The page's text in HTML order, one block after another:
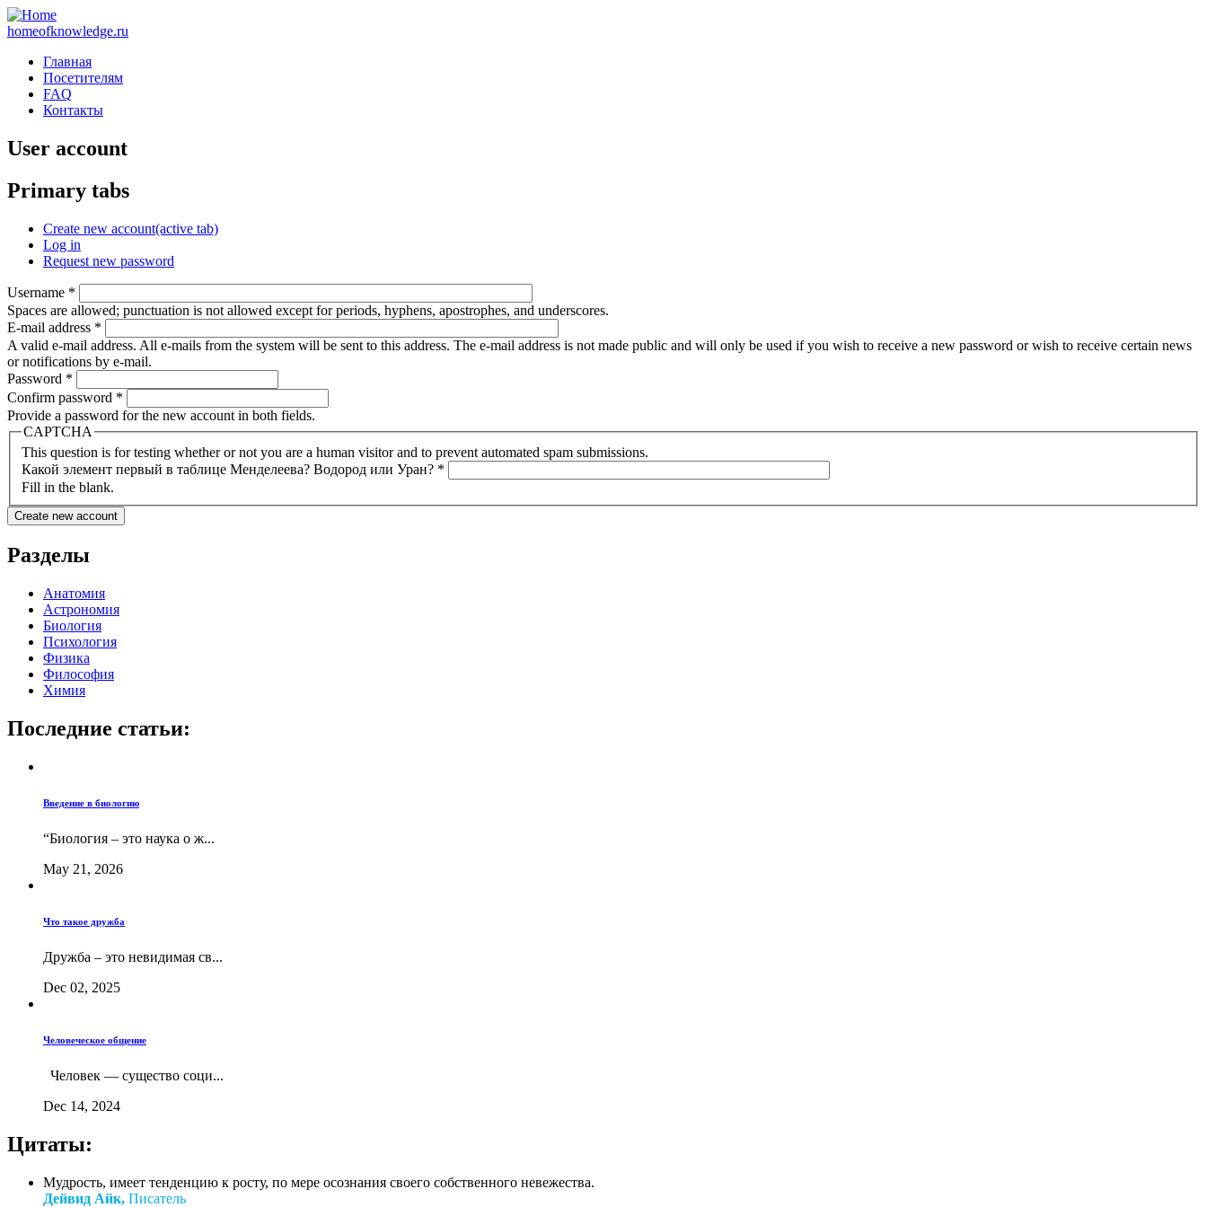
homeofknowledge.ru
Главная
Посетителям
FAQ
Контакты
User account
Primary tabs
Create new account(active tab)
Log in
Request new password
Username *
Spaces are allowed; punctuation is not allowed except for periods, hyphens, apostrophes, and underscores.
E-mail address *
A valid e-mail address. All e-mails from the system will be sent to this address. The e-mail address is not made public and will only be used if you wish to receive a new password or wish to receive certain news
or notifications by e-mail.
Password *
Confirm password *
Provide a password for the new account in both fields.
CAPTCHA
This question is for testing whether or not you are a human visitor and to prevent automated spam submissions.
Какой элемент первый в таблице Менделеева? Водород или Уран? *
Fill in the blank.
Разделы
Анатомия
Астрономия
Биология
Психология
Физика
Философия
Химия
Последние статьи:
Введение в биологию
“Биология – это наука о ж...
May 21, 2026
Что такое дружба
Дружба – это невидимая св...
Dec 02, 2025
Человеческое общение
Человек — существо соци...
Dec 14, 2024
Цитаты:
Мудрость, имеет тенденцию к росту, по мере осознания своего собственного невежества.
Дейвид Айк, Писатель